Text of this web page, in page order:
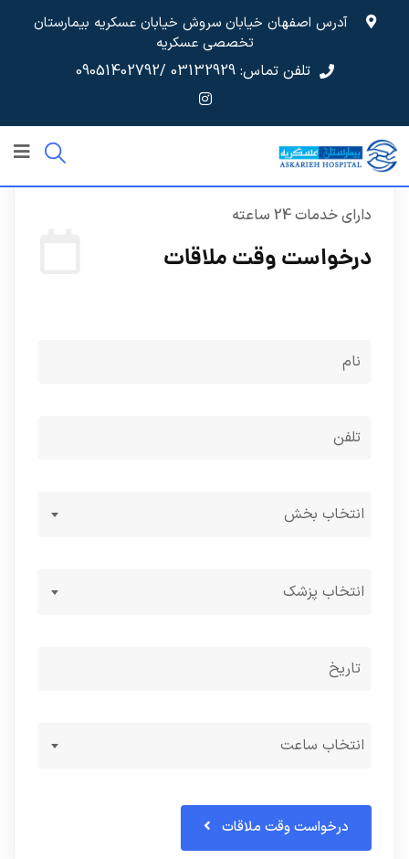
آدرس اصفهان خیابان سروش خیابان عسکریه بیمارستان
تخصصی عسکریه
تلفن تماس: 03132929 /09051402792
دارای خدمات 24 ساعته
درخواست وقت ملاقات
انتخاب بخش
انتخاب پزشک
انتخاب ساعت
درخواست وقت ملاقات